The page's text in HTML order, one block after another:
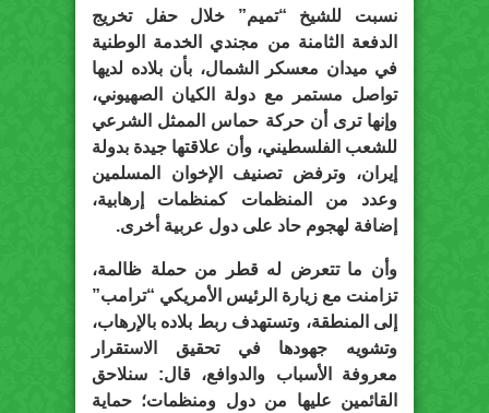
نسبت للشيخ “تميم” خلال حفل تخريج
الدفعة الثامنة من مجندي الخدمة الوطنية
في ميدان معسكر الشمال، بأن بلاده لديها
تواصل مستمر مع دولة الكيان الصهيوني،
وإنها ترى أن حركة حماس الممثل الشرعي
للشعب الفلسطيني، وأن علاقتها جيدة بدولة
إيران، وترفض تصنيف الإخوان المسلمين
وعدد من المنظمات كمنظمات إرهابية،
إضافة لهجوم حاد على دول عربية أخرى.
وأن ما تتعرض له قطر من حملة ظالمة،
تزامنت مع زيارة الرئيس الأمريكي “ترامب”
إلى المنطقة، وتستهدف ربط بلاده بالإرهاب،
وتشويه جهودها في تحقيق الاستقرار
معروفة الأسباب والدوافع، قال: سنلاحق
القائمين عليها من دول ومنظمات؛ حماية